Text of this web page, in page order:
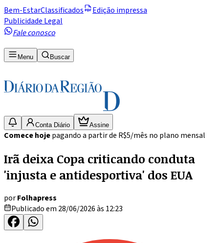
Bem-EstarClassificados
Edição impressa
Publicidade Legal
Fale conosco
Menu Buscar
Conta Diário Assine
Comece hojepagando a partir de R$5/mês no plano mensal
Irã deixa Copa criticando conduta
'injusta e antidesportiva' dos EUA
porFolhapress
Publicado em 28/06/2026 às 12:23